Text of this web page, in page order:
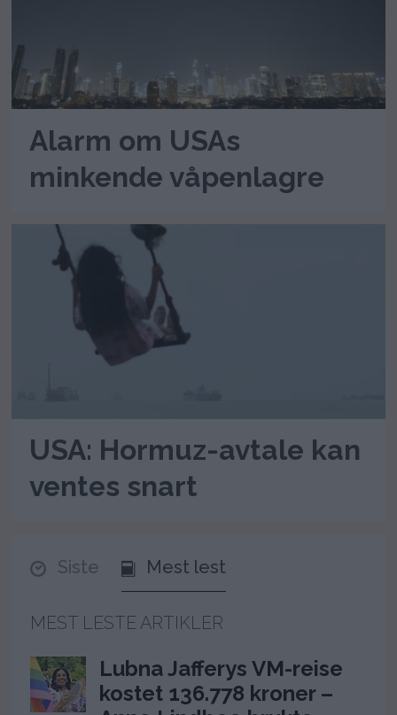
Alarm om USAs
minkende våpenlagre
USA: Hormuz-avtale kan
ventes snart
Siste Mest lest
MEST LESTE ARTIKLER
Lubna Jafferys VM-reise
kostet 136.778 kroner –